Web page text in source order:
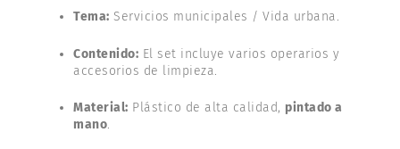
Tema: Servicios municipales / Vida urbana.
Contenido: El set incluye varios operarios y
accesorios de limpieza.
Material: Plástico de alta calidad, pintado a
mano.